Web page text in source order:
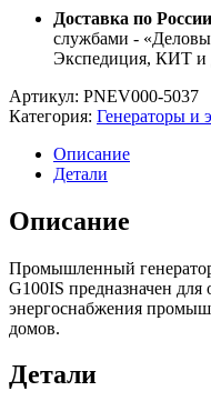
Доставка по России
службами -
Экспедиция, КИТ и
Артикул: PNEV000-5037
Категория: Генераторы и
Описание
Детали
Описание
Промышленный
G100IS предназначен для
энергоснабжения
домов.
Детали